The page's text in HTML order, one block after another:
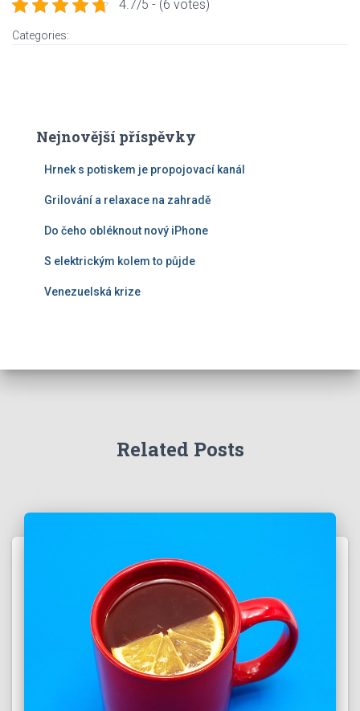
4.7/5 - (6 votes)
Categories:
Nejnovější příspěvky
Hrnek s potiskem je propojovací kanál
Grilování a relaxace na zahradě
Do čeho obléknout nový iPhone
S elektrickým kolem to půjde
Venezuelská krize
Related Posts